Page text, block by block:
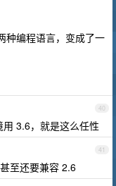
种编程语言，变成了一
40
3.6，就是这么任性
41
至还要兼容 2.6